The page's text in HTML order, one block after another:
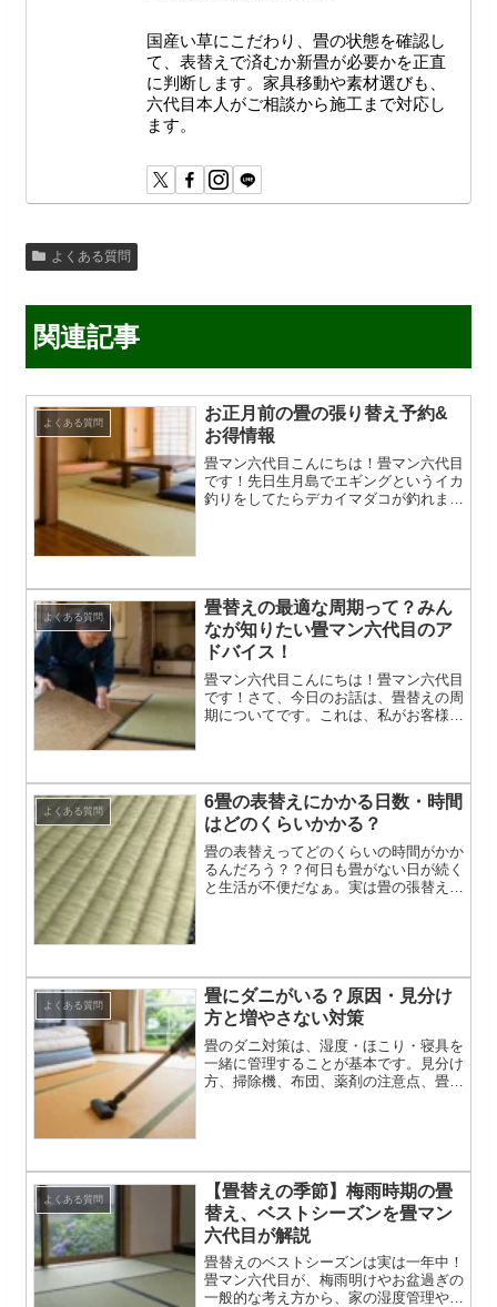
国産い草にこだわり、畳の状態を確認し
て、表替えで済むか新畳が必要かを正直
に判断します。家具移動や素材選びも、
六代目本人がご相談から施工まで対応し
ます。
よくある質問
関連記事
よくある質問
お正月前の畳の張り替え予約&
お得情報
畳マン六代目こんにちは！畳マン六代目
です！先日生月島でエギングというイカ
釣りをしてたらデカイマダコが釣れまし
よくある質問
畳替えの最適な周期って？みん
なが知りたい畳マン六代目のア
ドバイス！
畳マン六代目こんにちは！畳マン六代目
です！さて、今日のお話は、畳替えの周
期についてです。これは、私がお客様の
と話す中で4件に1回は出て...
よくある質問
6畳の表替えにかかる日数・時間
はどのくらいかかる？
畳の表替えってどのくらいの時間がかか
るんだろう？？何日も畳がない日が続く
と生活が不便だなぁ。実は畳の張替え作
よくある質問
畳にダニがいる？原因・見分け
方と増やさない対策
畳のダニ対策は、湿度・ほこり・寝具を
一緒に管理することが基本です。見分け
方、掃除機、布団、薬剤の注意点、畳替
よくある質問
【畳替えの季節】梅雨時期の畳
替え、ベストシーズンを畳マン
六代目が解説
畳替えのベストシーズンは実は一年中！
畳マン六代目が、梅雨明けやお盆過ぎの
一般的な考え方から、家の湿度管理や生